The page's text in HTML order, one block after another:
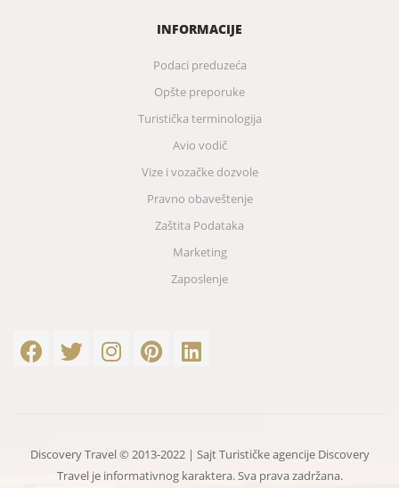
INFORMACIJE
Podaci preduzeća
Opšte preporuke
Turistička terminologija
Avio vodič
Vize i vozačke dozvole
Pravno obaveštenje
Zaštita Podataka
Marketing
Zaposlenje
Discovery Travel © 2013-2022 | Sajt Turističke agencije Discovery
Travel je informativnog karaktera. Sva prava zadržana.